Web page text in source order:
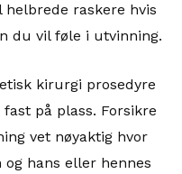
raskere hvis
du vil føle i utvinning.
kirurgi prosedyre
på plass. Forsikre
vet nøyaktig hvor
hans eller hennes